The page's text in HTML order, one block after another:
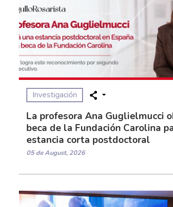
Investigación
La profesora Ana Guglielmucci
beca de la Fundación Carolina
estancia corta postdoctoral
05 de August, 2026